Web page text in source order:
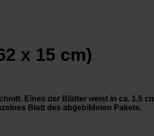
x 15 cm)
Eines der Blätter weist in ca. 1,5
Blatt des abgebildeten Pakets.